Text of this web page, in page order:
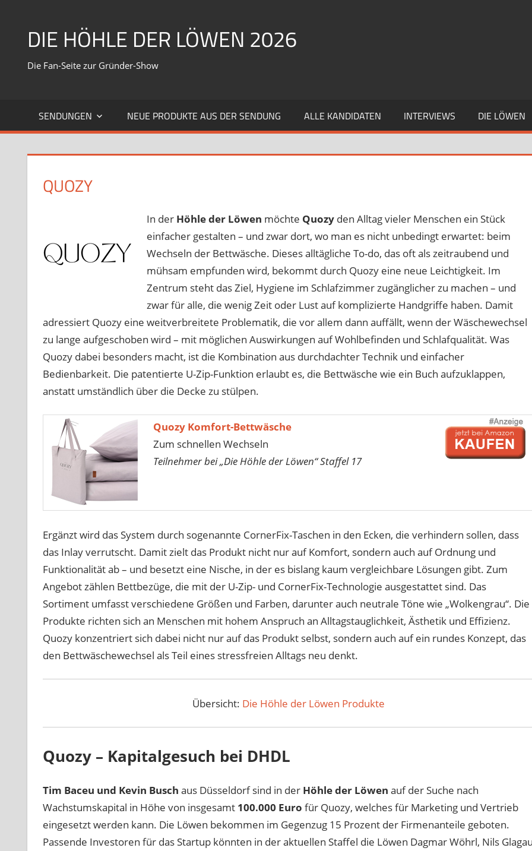
springenDIE HÖHLE DER LÖWEN 2026
Die Fan-Seite zur Gründer-Show
SENDUNGEN NEUE PRODUKTE AUS DER SENDUNG ALLE KANDIDATEN INTERVIEWS DIE LÖWEN
QUOZY
In der Höhle der Löwen möchte Quozy den Alltag vieler Menschen ein Stück
einfacher gestalten – und zwar dort, wo man es nicht unbedingt erwartet: beim
Wechseln der Bettwäsche. Dieses alltägliche To-do, das oft als zeitraubend und
mühsam empfunden wird, bekommt durch Quozy eine neue Leichtigkeit. Im
Zentrum steht das Ziel, Hygiene im Schlafzimmer zugänglicher zu machen – und
zwar für alle, die wenig Zeit oder Lust auf komplizierte Handgriffe haben. Damit
adressiert Quozy eine weitverbreitete Problematik, die vor allem dann auffällt, wenn der Wäschewechsel
zu lange aufgeschoben wird – mit möglichen Auswirkungen auf Wohlbefinden und Schlafqualität. Was
Quozy dabei besonders macht, ist die Kombination aus durchdachter Technik und einfacher
Bedienbarkeit. Die patentierte U-Zip-Funktion erlaubt es, die Bettwäsche wie ein Buch aufzuklappen,
anstatt umständlich über die Decke zu stülpen.
Quozy Komfort-Bettwäsche
Zum schnellen Wechseln
Teilnehmer bei „Die Höhle der Löwen“ Staffel 17
Ergänzt wird das System durch sogenannte CornerFix-Taschen in den Ecken, die verhindern sollen, dass
das Inlay verrutscht. Damit zielt das Produkt nicht nur auf Komfort, sondern auch auf Ordnung und
Funktionalität ab – und besetzt eine Nische, in der es bislang kaum vergleichbare Lösungen gibt. Zum
Angebot zählen Bettbezüge, die mit der U-Zip- und CornerFix-Technologie ausgestattet sind. Das
Sortiment umfasst verschiedene Größen und Farben, darunter auch neutrale Töne wie „Wolkengrau“. Die
Produkte richten sich an Menschen mit hohem Anspruch an Alltagstauglichkeit, Ästhetik und Effizienz.
Quozy konzentriert sich dabei nicht nur auf das Produkt selbst, sondern auch auf ein rundes Konzept, das
den Bettwäschewechsel als Teil eines stressfreien Alltags neu denkt.
Übersicht: Die Höhle der Löwen Produkte
Quozy – Kapitalgesuch bei DHDL
Tim Baceu und Kevin Busch aus Düsseldorf sind in der Höhle der Löwen auf der Suche nach
Wachstumskapital in Höhe von insgesamt 100.000 Euro für Quozy, welches für Marketing und Vertrieb
eingesetzt werden kann. Die Löwen bekommen im Gegenzug 15 Prozent der Firmenanteile geboten.
Passende Investoren für das Startup könnten in der aktuellen Staffel die Löwen Dagmar Wöhrl, Nils